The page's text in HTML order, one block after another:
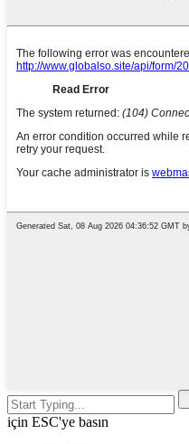
için ESC'ye basın